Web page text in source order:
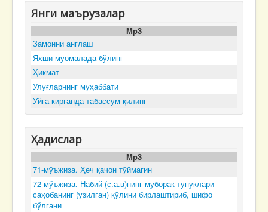
Янги маърузалар
Mp3
Замонни англаш
Яхши муомалада бўлинг
Ҳикмат
Улуғларнинг муҳаббати
Уйга кирганда табассум қилинг
Ҳадислар
Mp3
71-мўъжиза. Ҳеч қачон тўймагин
72-мўъжиза. Набий (с.а.в)нинг муборак тупуклари
саҳобанинг (узилган) қўлини бирлаштириб, шифо
бўлгани